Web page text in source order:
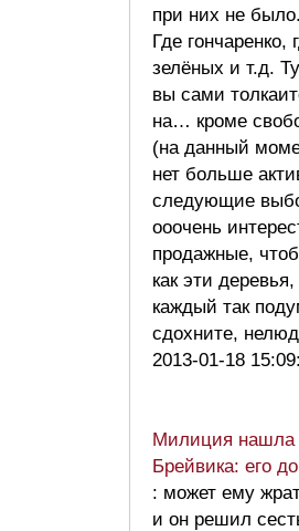
при них не было.
Где гончаренко,
зелёных и т.д.
вы сами
на… кроме
(на данный
нет больше
следующие
ооочень
продажные,
как эти
каждый так
сдохните,
2013-01-18
Милиция нашла
Брейвика: его
: может ему
и он решил